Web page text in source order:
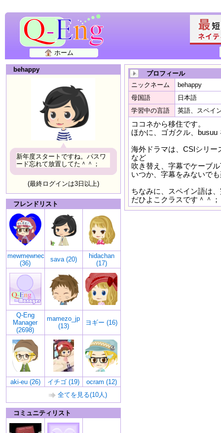
ホーム
behappy
新年度スタートですね。パスワ
ード忘れて放置してた＾＾；
(最終ログインは3日以上)
フレンドリスト
mewmewneco
(36)
sava (20)
hidachan
(17)
Q-Eng
Manager
(2698)
mamezo_jp
(13)
ヨギー (16)
aki-eu (26) イチゴ (19)
ocram (12)
全てを見る(10人)
コミュニティリスト
プロフィール
ニックネーム
behappy
母国語
日本語
学習中の言語
英語、スペイ
ココネから移住です。
ほかに、ゴガクル、
海外ドラマは、CSIシリー
など
吹き替え、字幕でケーブ
いつか、字幕をみないで
ちなみに、スペイン語は
だひよこクラスです＾＾；